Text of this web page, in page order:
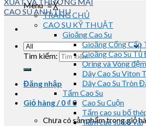
Tìm kiếm:
Đăng nhập
Giỏ hàng /0 ₫ 0
Chưa có sản phẩm trong giỏ
Menu≡╳
TRANG CHỦ
CAO SU KỸ THUẬT
Gioăng Cao Su
Gioăng Cống
Gioăng Cao Su Tủ
Oring và Vòng
Dây Cao Su Viton
Dây Cao Su Tròn
Tấm Cao Su
Cao Su Cuộn
Tấm cao su bố
Tấm cao su bố vải